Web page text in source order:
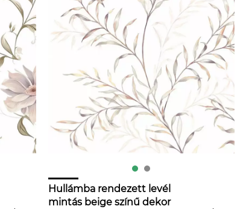
Hullámba rendezett levél
mintás beige színű dekor